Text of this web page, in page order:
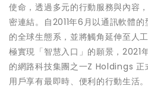
使命，透過多元的行動服務與內容
密連結。自2011年6月以通訊軟體
的全球生態系，並將觸角延伸至人
極實現「智慧入口」的願景，2021
的網路科技集團之一Z Holdings 正
用戶享有最即時、便利的行動生活